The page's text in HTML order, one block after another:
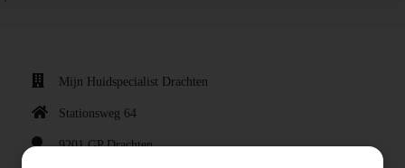
Mijn Huidspecialist Drachten
Stationsweg 64
9201 GPDrachten